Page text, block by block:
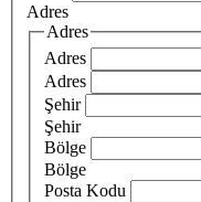
Adres
Adres
Adres
Adres
Şehir
Şehir
Bölge
Bölge
Posta Kodu